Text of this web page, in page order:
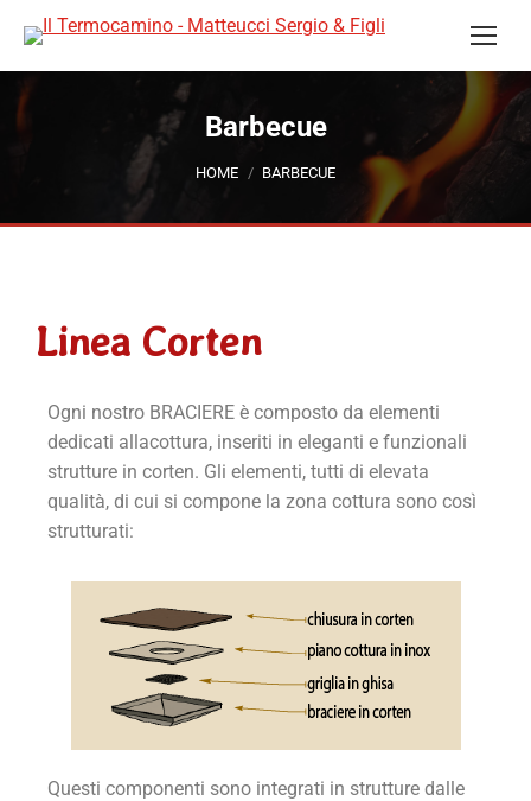
Barbecue
Tu sei qui:
HOME BARBECUE
Linea Corten
Ogni nostro BRACIERE è composto da elementi
dedicati allacottura, inseriti in eleganti e funzionali
strutture in corten. Gli elementi, tutti di elevata
qualità, di cui si compone la zona cottura sono così
strutturati:
Questi componenti sono integrati in strutture dalle